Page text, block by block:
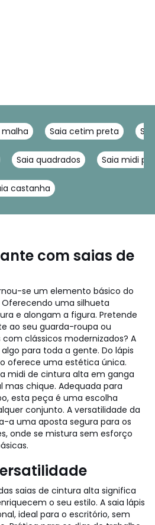
malha Saia cetim preta
Saia quadrados Saia midi
castanha
com saias de
se um elemento básico do
uma silhueta
e alongam a figura. Pretende
ao seu guarda-roupa ou
clássicos modernizados? A
para toda a gente. Do lápis
oferece uma estética única.
midi de cintura alta em ganga
chique. Adequada para
esta peça é uma escolha
conjunto. A versatilidade da
a uma aposta segura para os
onde se mistura sem esforço
saias de cintura alta significa
o seu estilo. A saia lápis
ideal para o escritório, sem